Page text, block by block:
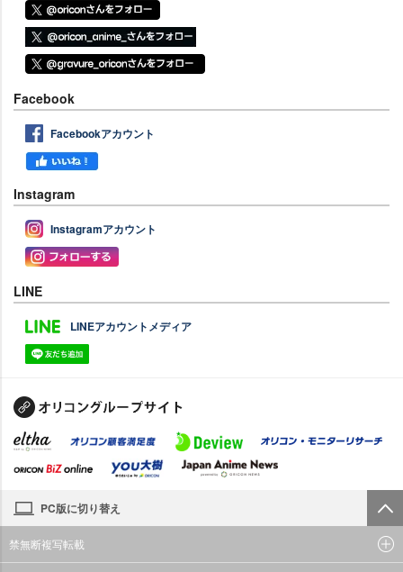
Facebook
Facebookアカウント
Instagram
Instagramアカウント
LINE
LINEアカウントメディア
PC版に切り替え
禁無断複写転載